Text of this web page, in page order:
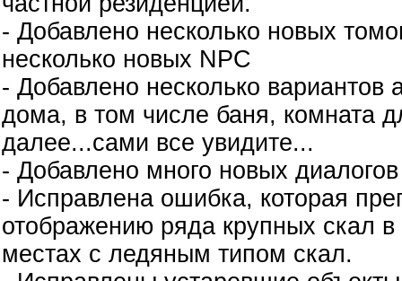
- Добавлено несколько новых
несколько новых NPC
- Добавлено несколько вариантов
дома, в том числе баня, комната
далее...сами все увидите...
- Добавлено много новых диалогов
- Исправлена ошибка, которая
отображению ряда крупных скал в
местах с ледяным типом скал.